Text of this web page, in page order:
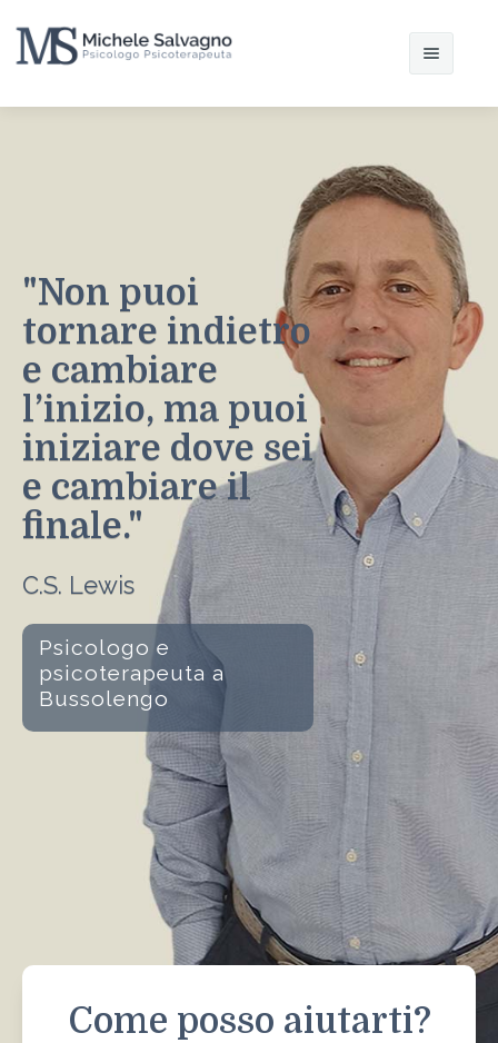
Articoli
Contatti
"Non puoi
tornare indietro
e cambiare
l’inizio, ma puoi
iniziare dove sei
e cambiare il
finale."
C.S. Lewis
Psicologo e
psicoterapeuta a
Bussolengo
Come posso aiutarti?